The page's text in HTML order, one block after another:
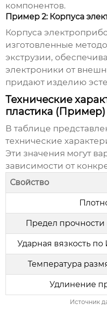
компонентов.
Пример 2: Корпуса
Корпуса
изготовленные
экструзии,
электроники от
придают изделию
Технические
пластика (Пример)
В таблице
технические
Эти значения могут
зависимости от
Свойство
Предел
Ударная вязкость
Температура
Удлинение
Источник